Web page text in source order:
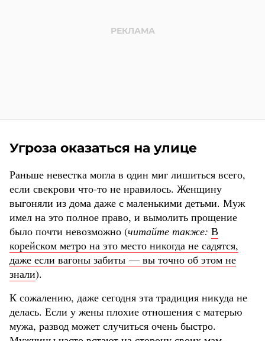
Угроза оказаться на улице
Раньше невестка могла в один миг лишиться всего,
если свекрови что-то не нравилось. Женщину
выгоняли из дома даже с маленькими детьми. Муж
имел на это полное право, и вымолить прощение
было почти невозможно (читайте также: В
корейском метро на это место никогда не садятся,
даже если вагоны забиты — вы точно об этом не
знали).
К сожалению, даже сегодня эта традиция никуда не
делась. Если у жены плохие отношения с матерью
мужа, развод может случиться очень быстро.